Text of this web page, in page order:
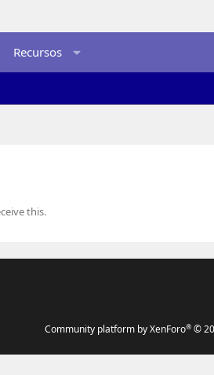
Recursos
this.
Community platform by XenForo® ©